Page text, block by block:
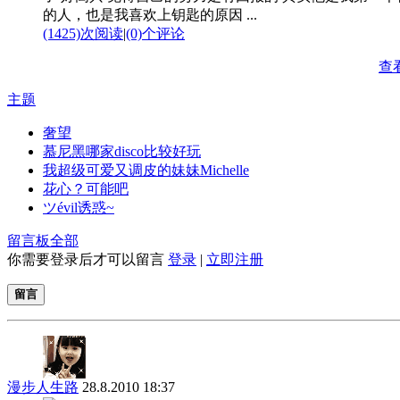
的人，也是我喜欢上钥匙的原因 ...
(1425)次阅读|(0)个评论
查
主题
奢望
慕尼黑哪家disco比较好玩
我超级可爱又调皮的妹妹Michelle
花心？可能吧
ツévil诱惑~
留言板全部
你需要登录后才可以留言 登录 | 立即注册
留言
漫步人生路 28.8.2010 18:37